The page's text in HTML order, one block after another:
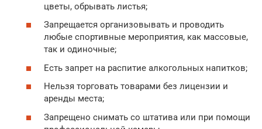
цветы, обрывать листья;
Запрещается организовывать и проводить
любые спортивные мероприятия, как массовые,
так и одиночные;
Есть запрет на распитие алкогольных напитков;
Нельзя торговать товарами без лицензии и
аренды места;
Запрещено снимать со штатива или при помощи